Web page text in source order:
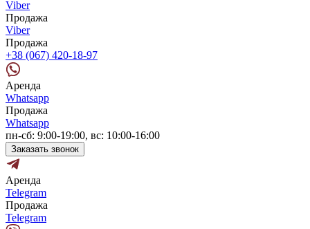
Viber
Продажа
Viber
Продажа
+38 (067) 420-18-97
Аренда
Whatsapp
Продажа
Whatsapp
пн-сб: 9:00-19:00, вс: 10:00-16:00
Заказать звонок
Аренда
Telegram
Продажа
Telegram